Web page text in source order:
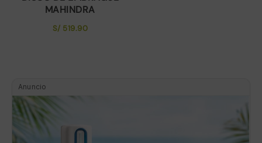
Anuncio
MAHINDRA
S/ 519.90